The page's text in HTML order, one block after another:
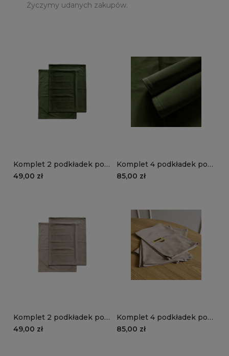
Życzymy udanych zakupów.
Komplet 2 podkładek pod
talerze VELVET VE2295 |
49,00 zł
Komplet 4 podkładek pod
talerze VELVET VE2295 |
85,00 zł
Komplet 2 podkładek pod
talerze VELVET VE2282 |
49,00 zł
Komplet 4 podkładek pod
talerze VELVET VE2282 |
85,00 zł